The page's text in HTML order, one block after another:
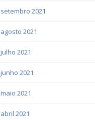
setembro 2021
agosto 2021
julho 2021
junho 2021
maio 2021
abril 2021